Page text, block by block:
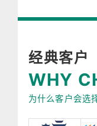
经典客户
WHY
为什么客户会选